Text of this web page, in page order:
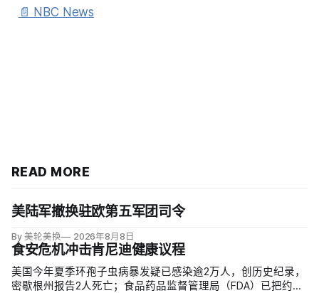
📄 NBC News
READ MORE
美陆军撤换驻欧第五军团司令
By 美轮美换 2026年8月8日
食安危机冲击肯尼迪健康议程
美国今年夏季环孢子虫病暴发疑已感染逾2万人，创历史纪录，
密歇根州报告2人死亡；食品药品监督管理局（FDA）已把约